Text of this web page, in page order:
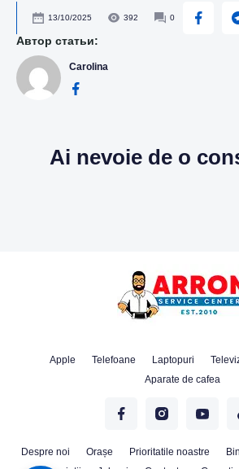
13/10/2025 392 0
Автор статьи:
Carolina
Ai nevoie de o
Apple Telefoane Laptopuri
Aparate de cafea
Despre noi Orașe Prioritatile noastre